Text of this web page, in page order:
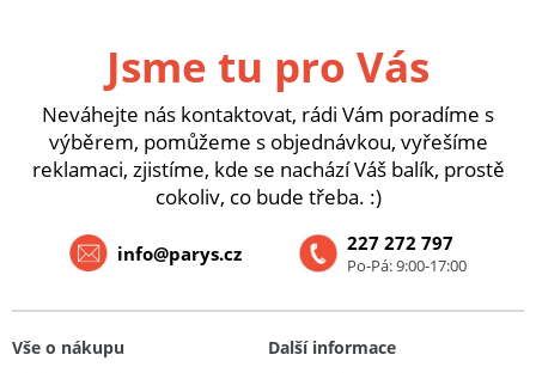
Jsme tu pro Vás
Neváhejte nás kontaktovat, rádi Vám poradíme s
výběrem, pomůžeme s objednávkou, vyřešíme
reklamaci, zjistíme, kde se nachází Váš balík, prostě
cokoliv, co bude třeba. :)
227 272 797
Po-Pá: 9:00-17:00
info@parys.cz
Vše o nákupu
Další informace